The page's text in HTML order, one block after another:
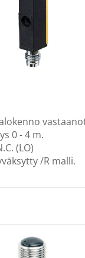
0 - 4 m.
(LO)
/R malli.